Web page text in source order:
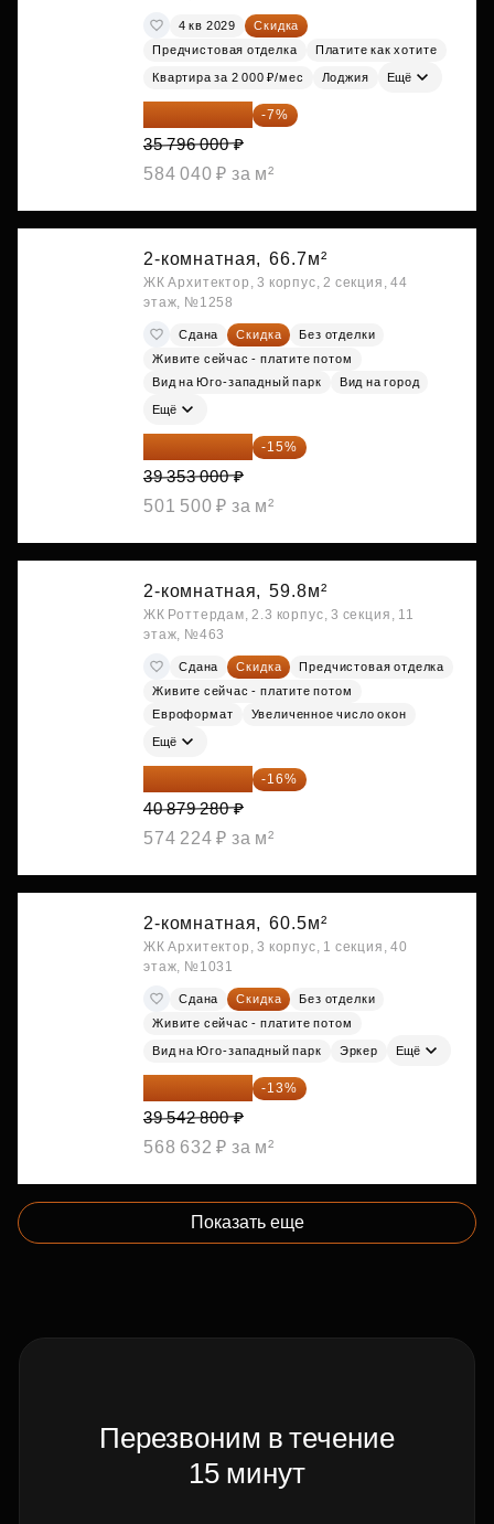
4 кв 2029
Скидка
Предчистовая отделка
Платите как хотите
Квартира за 2 000 ₽/мес Лоджия Ещё
33 290 280 ₽ -7%
35 796 000 ₽
584 040 ₽ за м²
2-комнатная, 66.7м²
ЖК Архитектор, 3 корпус, 2 секция, 44
этаж, №1258
Сдана Скидка
Без отделки
Живите сейчас - платите потом
Вид на Юго-западный парк
Вид на город
Ещё
33 450 050 ₽ -15%
39 353 000 ₽
501 500 ₽ за м²
2-комнатная, 59.8м²
ЖК Роттердам, 2.3 корпус, 3 секция, 11
этаж, №463
Сдана Скидка
Предчистовая отделка
Живите сейчас - платите потом
Евроформат
Увеличенное число окон
Ещё
34 338 595 ₽ -16%
40 879 280 ₽
574 224 ₽ за м²
2-комнатная, 60.5м²
ЖК Архитектор, 3 корпус, 1 секция, 40
этаж, №1031
Сдана Скидка
Без отделки
Живите сейчас - платите потом
Вид на Юго-западный парк Эркер Ещё
34 402 236 ₽ -13%
39 542 800 ₽
568 632 ₽ за м²
Показать еще
Перезвоним в течение
15 минут